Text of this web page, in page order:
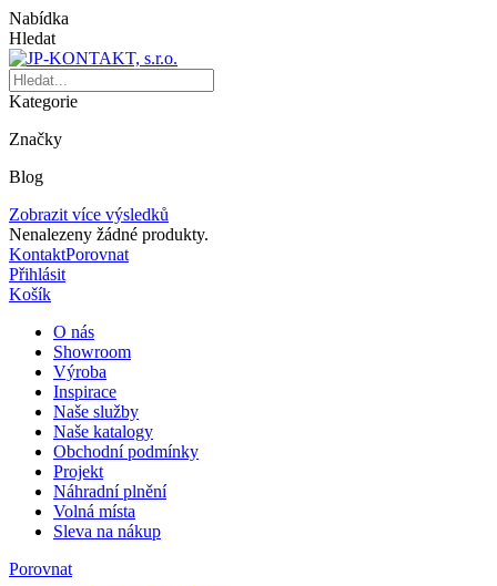
Nabídka
Hledat
Kategorie
Značky
Blog
Zobrazit více výsledků
Nenalezeny žádné produkty.
KontaktPorovnat
Přihlásit
Košík
O nás
Showroom
Výroba
Inspirace
Naše služby
Naše katalogy
Obchodní podmínky
Projekt
Náhradní plnění
Volná místa
Sleva na nákup
Porovnat